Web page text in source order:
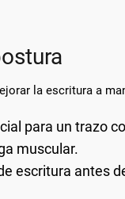
la escritura a
para un trazo
muscular.
escritura antes